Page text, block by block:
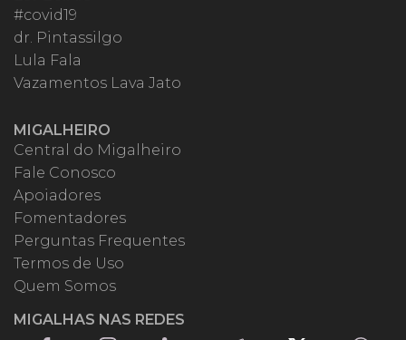
#covid19
dr. Pintassilgo
Lula Fala
Vazamentos Lava Jato
MIGALHEIRO
Central do Migalheiro
Fale Conosco
Apoiadores
Fomentadores
Perguntas Frequentes
Termos de Uso
Quem Somos
MIGALHAS NAS REDES